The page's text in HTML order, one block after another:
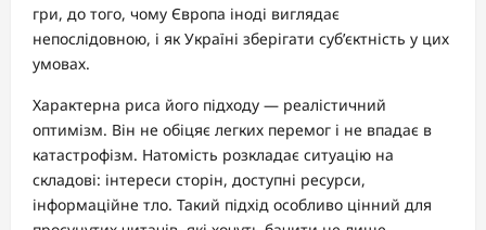
гри, до того, чому Європа іноді виглядає
непослідовною, і як Україні зберігати суб’єктність у цих
умовах.
Характерна риса його підходу — реалістичний
оптимізм. Він не обіцяє легких перемог і не впадає в
катастрофізм. Натомість розкладає ситуацію на
складові: інтереси сторін, доступні ресурси,
інформаційне тло. Такий підхід особливо цінний для